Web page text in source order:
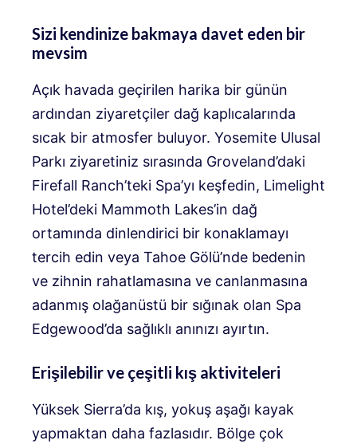
Sizi kendinize bakmaya davet eden bir
mevsim
Açık havada geçirilen harika bir günün
ardından ziyaretçiler dağ kaplıcalarında
sıcak bir atmosfer buluyor. Yosemite Ulusal
Parkı ziyaretiniz sırasında Groveland’daki
Firefall Ranch’teki Spa’yı keşfedin, Limelight
Hotel’deki Mammoth Lakes’in dağ
ortamında dinlendirici bir konaklamayı
tercih edin veya Tahoe Gölü’nde bedenin
ve zihnin rahatlamasına ve canlanmasına
adanmış olağanüstü bir sığınak olan Spa
Edgewood’da sağlıklı anınızı ayırtın.
Erişilebilir ve çeşitli kış aktiviteleri
Yüksek Sierra’da kış, yokuş aşağı kayak
yapmaktan daha fazlasıdır. Bölge çok